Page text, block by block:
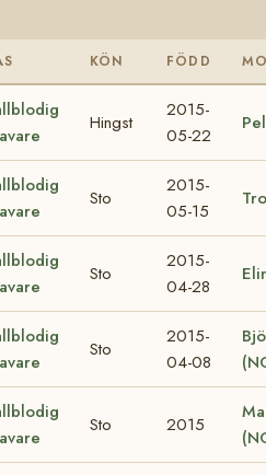
KÖN FÖDD
Hingst
2015-
05-22
Sto
2015-
05-15
Sto
2015-
04-28
Sto
2015-
04-08
Sto 2015